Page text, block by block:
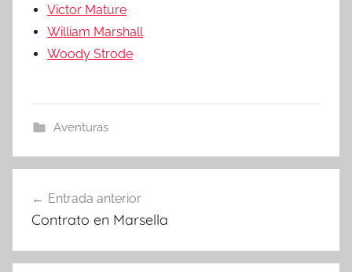
Victor Mature
William Marshall
Woody Strode
Aventuras
Navegación
de
entradas
Entrada anterior
Contrato en Marsella